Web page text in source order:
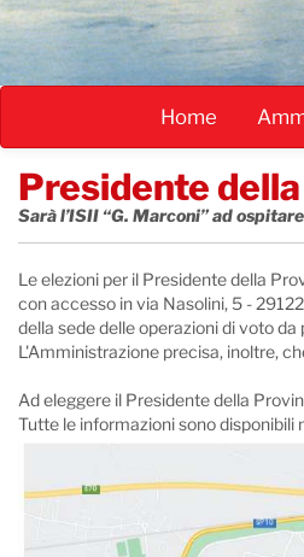
Home
Presidente
Sarà l’ISII “G. Marconi” ad
Le elezioni per il Presidente della
con accesso in via Nasolini, 5 -
della sede delle operazioni di voto da
L'Amministrazione precisa, inoltre,
Ad eleggere il Presidente della
Tutte le informazioni sono